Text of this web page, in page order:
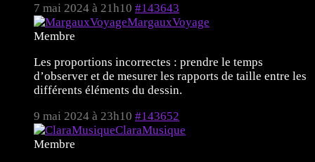
7 mai 2024 à 21h10 #143643
MargauxVoyage
Membre
Les proportions incorrectes : prendre le temps
d’observer et de mesurer les rapports de taille entre les
différents éléments du dessin.
9 mai 2024 à 23h10 #143652
ClaraMusique
Membre